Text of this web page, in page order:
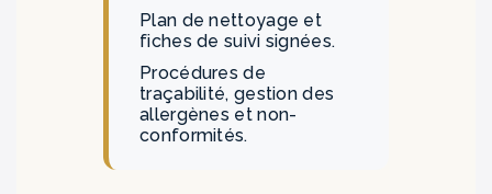
Plan de nettoyage et
fiches de suivi signées.
Procédures de
traçabilité, gestion des
allergènes et non-
conformités.